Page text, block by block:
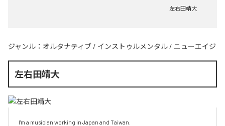
左右田靖大
ジャンル： オルタナティブ / インストゥルメンタル / ニューエイジ
左右田靖大
I'm a musician working in Japan and Taiwan.